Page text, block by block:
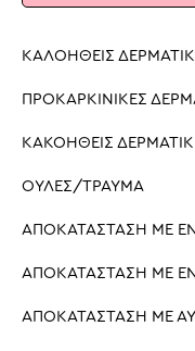
ΚΑΛΟΗΘΕΙΣ
ΠΡΟΚΑΡΚΙΝΙΚΕΣ
ΚΑΚΟΗΘΕΙΣ
ΟΥΛΕΣ/ΤΡΑΥΜΑ
ΑΠΟΚΑΤΑΣΤΑΣΗ ΜΕ
ΑΠΟΚΑΤΑΣΤΑΣΗ ΜΕ
ΑΠΟΚΑΤΑΣΤΑΣΗ ΜΕ